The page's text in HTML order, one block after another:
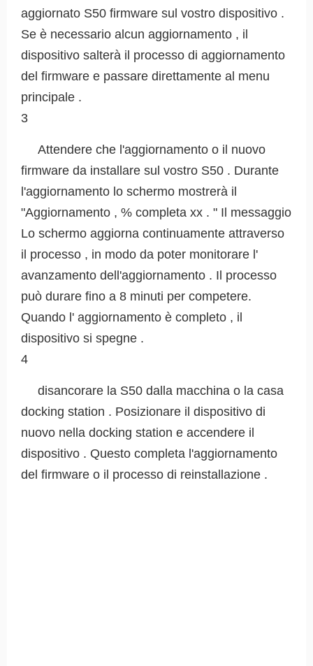
aggiornato S50 firmware sul vostro dispositivo .
Se è necessario alcun aggiornamento , il
dispositivo salterà il processo di aggiornamento
del firmware e passare direttamente al menu
principale .
3
Attendere che l'aggiornamento o il nuovo
firmware da installare sul vostro S50 . Durante
l'aggiornamento lo schermo mostrerà il
"Aggiornamento , % completa xx . " Il messaggio
Lo schermo aggiorna continuamente attraverso
il processo , in modo da poter monitorare l'
avanzamento dell'aggiornamento . Il processo
può durare fino a 8 minuti per competere.
Quando l' aggiornamento è completo , il
dispositivo si spegne .
4
disancorare la S50 dalla macchina o la casa
docking station . Posizionare il dispositivo di
nuovo nella docking station e accendere il
dispositivo . Questo completa l'aggiornamento
del firmware o il processo di reinstallazione .